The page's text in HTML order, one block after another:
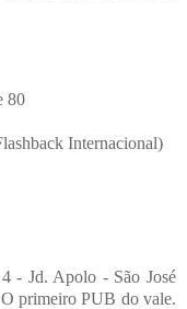
80
Internacional)
- Jd. Apolo - São José
primeiro PUB do vale.